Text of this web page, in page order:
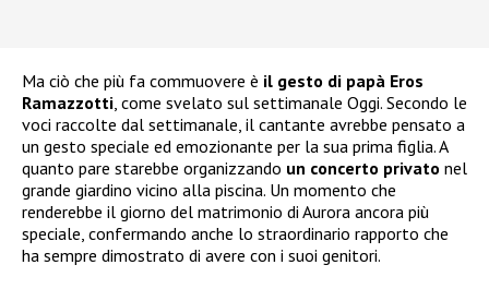
Ma ciò che più fa commuovere è il gesto di papà Eros
Ramazzotti, come svelato sul settimanale Oggi. Secondo le
voci raccolte dal settimanale, il cantante avrebbe pensato a
un gesto speciale ed emozionante per la sua prima figlia. A
quanto pare starebbe organizzando un concerto privato nel
grande giardino vicino alla piscina. Un momento che
renderebbe il giorno del matrimonio di Aurora ancora più
speciale, confermando anche lo straordinario rapporto che
ha sempre dimostrato di avere con i suoi genitori.